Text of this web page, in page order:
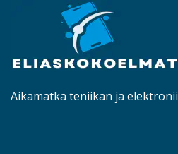
Aikamatka teniikan ja